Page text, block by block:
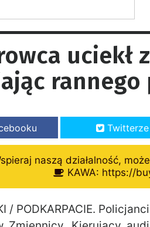
uciekł
rannego
Twitterze
naszą działalność,
KAWA: https://
/ PODKARPACIE.